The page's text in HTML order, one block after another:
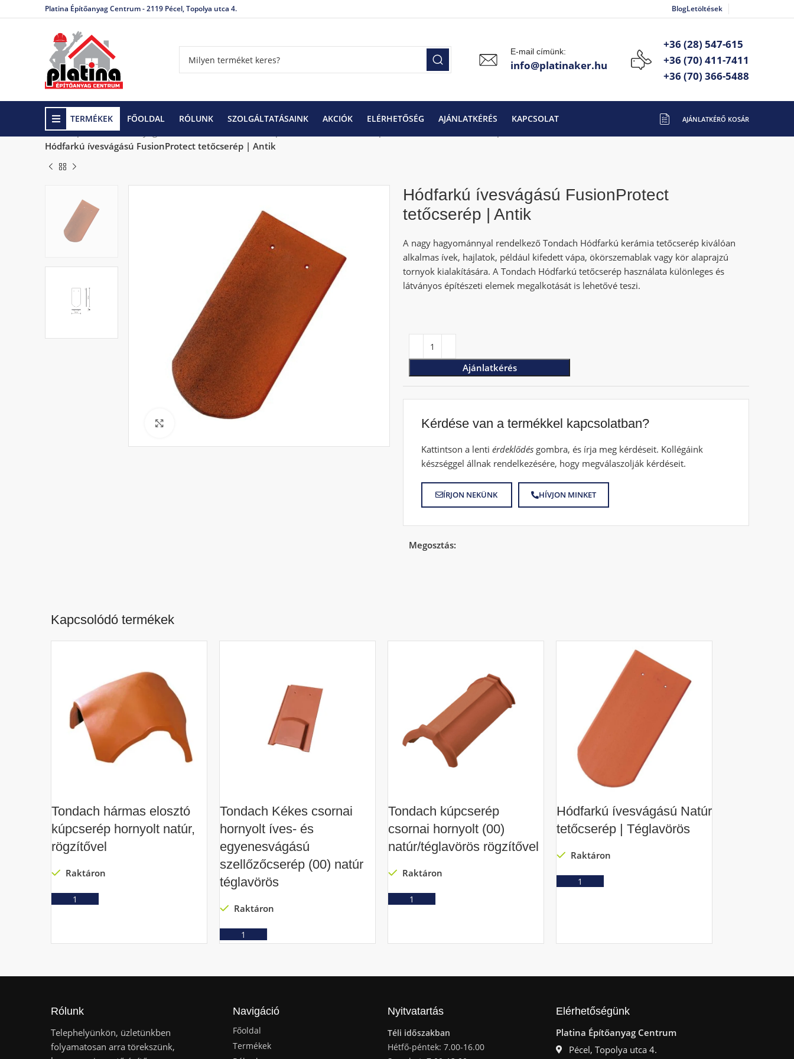
Platina Építőanyag Centrum - 2119 Pécel, Topolya utca 4. BlogLetöltések
E-mail címünk:
info@platinaker.hu
+36 (28) 547-615
+36 (70) 411-7411
+36 (70) 366-5488
TERMÉKEK FŐOLDAL RÓLUNK SZOLGÁLTATÁSAINK AKCIÓK ELÉRHETŐSÉG AJÁNLATKÉRÉS KAPCSOLAT
Kezdőlap Tetőfedő anyagok és tartozékok
Hódfarkú ívesvágású FusionProtect tetőcserép | Antik
Click to enlarge
Hódfarkú ívesvágású FusionProtect
tetőcserép | Antik
A nagy hagyománnyal rendelkező Tondach Hódfarkú kerámia tetőcserép kiválóan
alkalmas ívek, hajlatok, például kifedett vápa, ökörszemablak vagy kör alaprajzú
tornyok kialakítására. A Tondach Hódfarkú tetőcserép használata különleges és
látványos építészeti elemek megalkotását is lehetővé teszi.
Ajánlatkérés
Kérdése van a termékkel kapcsolatban?
Kattintson a lenti érdeklődés gombra, és írja meg kérdéseit. Kollégáink
készséggel állnak rendelkezésére, hogy megválaszolják kérdéseit.
ÍRJON NEKÜNK HÍVJON MINKET
Megosztás:
Kapcsolódó termékek
Tondach hármas elosztó
kúpcserép hornyolt natúr,
rögzítővel
Raktáron
Tondach Kékes csornai
hornyolt íves- és
egyenesvágású
szellőzőcserép (00) natúr
téglavörös
Raktáron
Tondach kúpcserép
csornai hornyolt (00)
natúr/téglavörös rögzítővel
Raktáron
Hódfarkú ívesvágású Natúr
tetőcserép | Téglavörös
Raktáron
Rólunk
Telephelyünkön, üzletünkben
folyamatosan arra törekszünk,
Navigáció
Főoldal
Termékek
Nyitvatartás
Téli időszakban
Hétfő-péntek: 7.00-16.00
Elérhetőségünk
Platina Építőanyag Centrum
Pécel, Topolya utca 4.